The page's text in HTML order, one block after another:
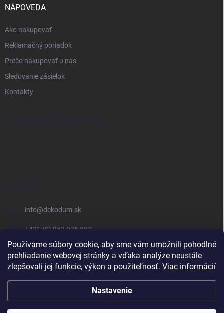
Používame súbory cookie, aby sme vám umožnili pohodlné
prehliadanie webovej stránky a vďaka analýze neustále
zlepšovali jej funkcie, výkon a použiteľnosť. Viac informácií
Nastavenie
NÁPOVEDA
Ako nakupovať
Reklamačný poriadok
Prečo nakupovať u nás
Sledovanie zásielok
Kontakty
PRIJÍMAME ONLINE PLATBY
KONTAKT
info@dekodum.sk
+421 (0) 952 026 883